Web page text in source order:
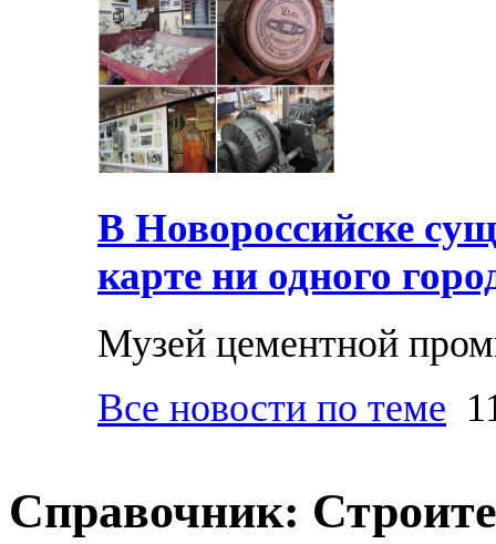
В Новороссийске
карте ни одного
Музей цементной
Все новости по теме
Справочник: